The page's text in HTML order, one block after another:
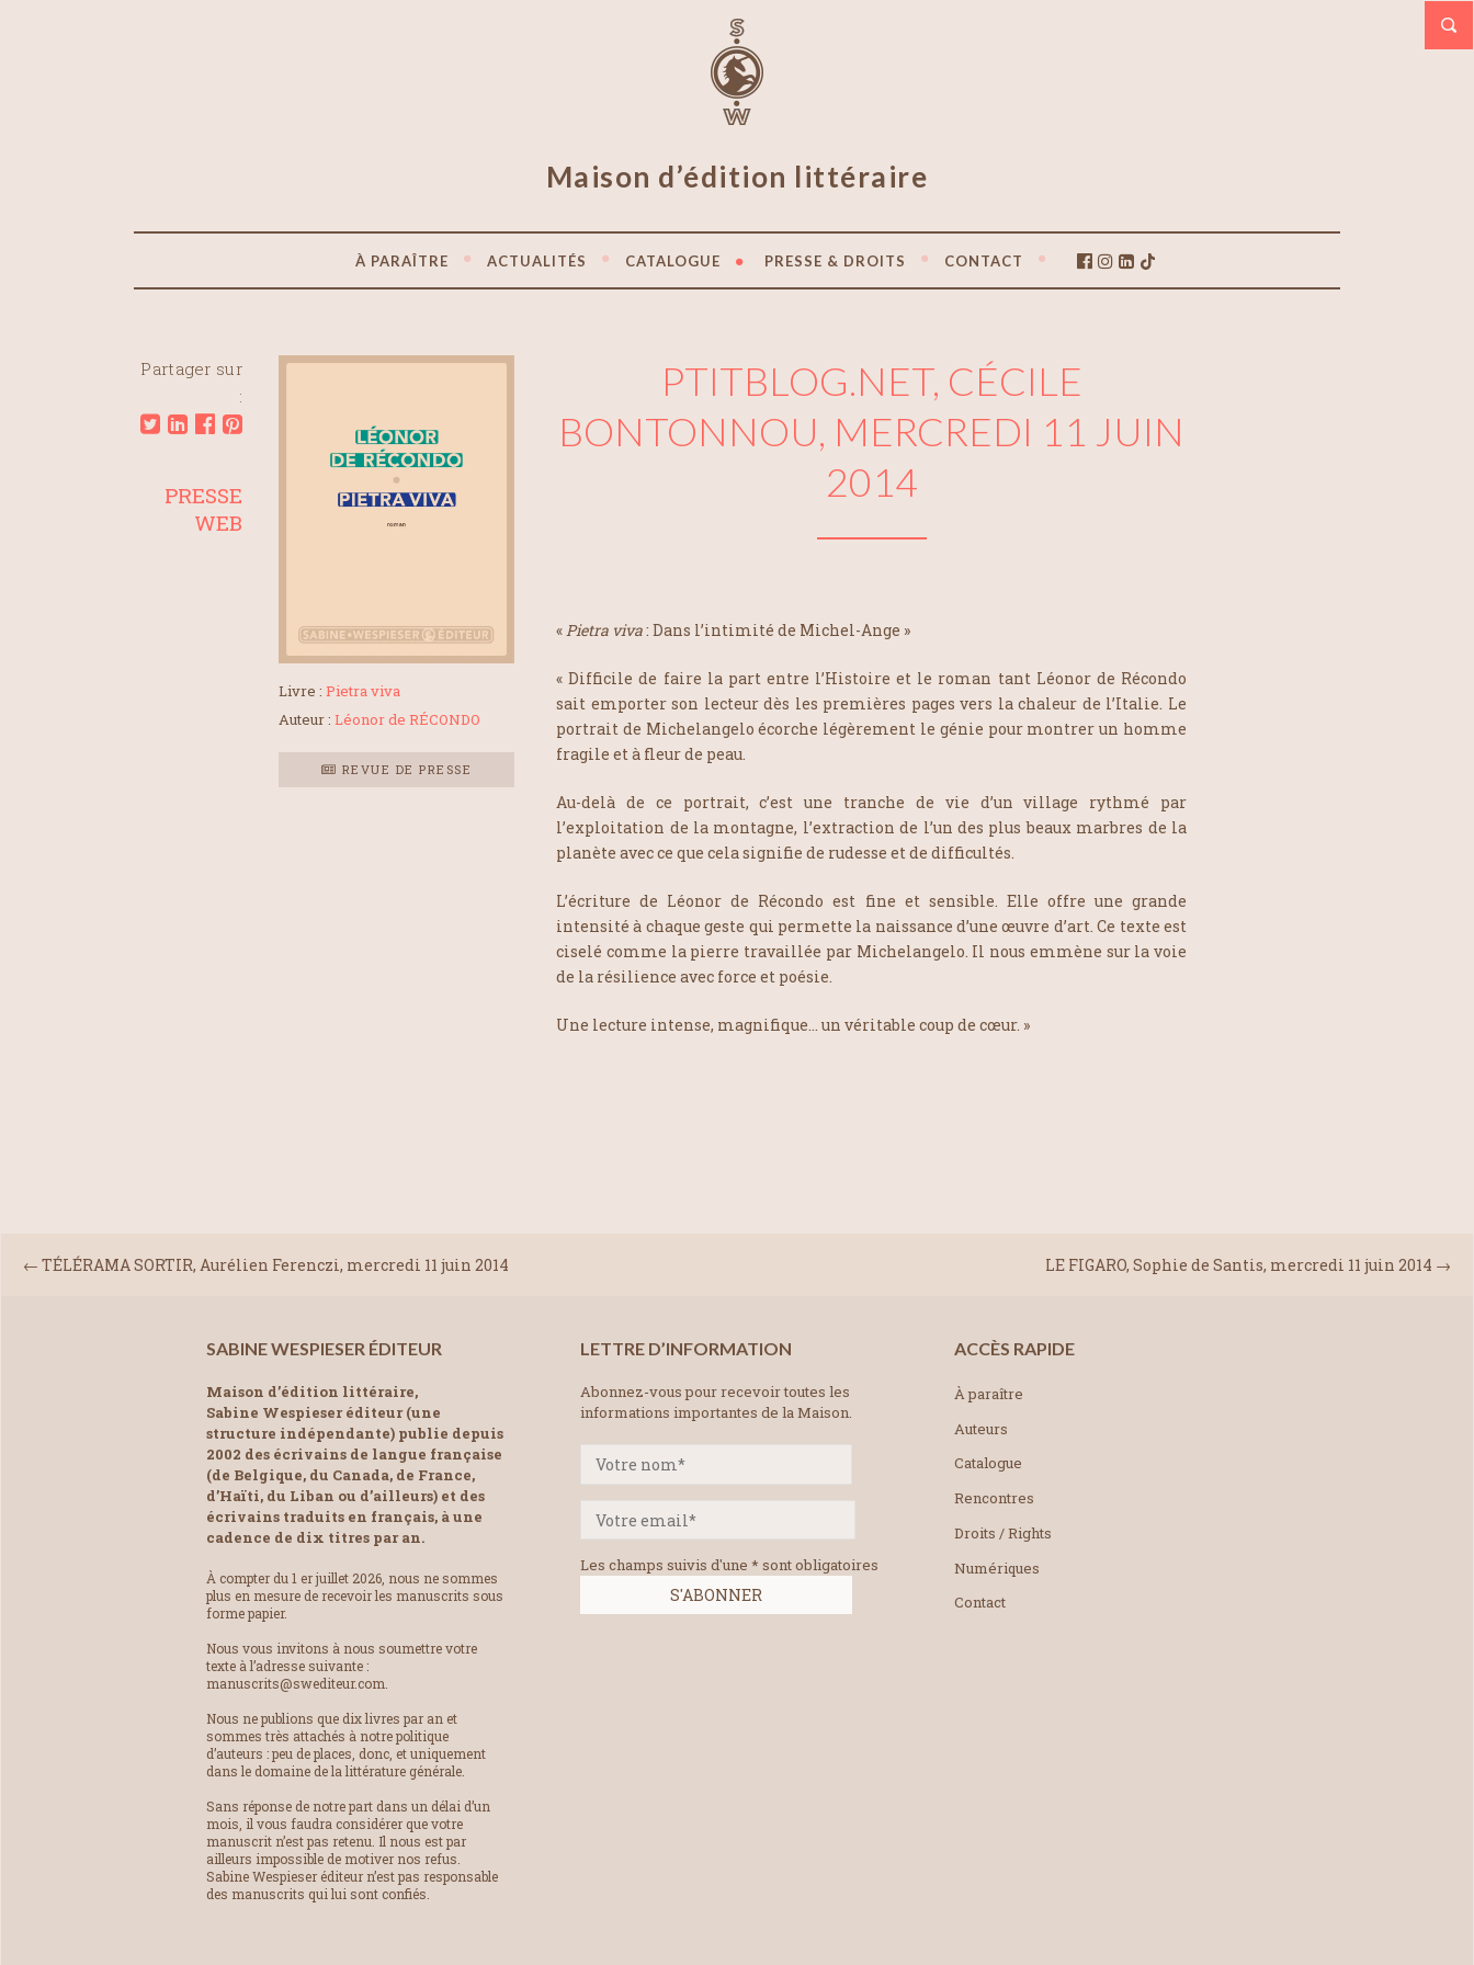
Maison d’édition littéraire
À PARAÎTRE ACTUALITÉS CATALOGUE PRESSE & DROITS CONTACT
Partager sur
:
Livre : Pietra viva
Auteur : Léonor de RÉCONDO
REVUE DE PRESSE
PTITBLOG.NET, CÉCILE
BONTONNOU, MERCREDI 11 JUIN
2014
«Pietra viva: Dans l’intimité de Michel-Ange »
« Difficile de faire la part entre l’Histoire et le roman tant Léonor de Récondo
sait emporter son lecteur dès les premières pages vers la chaleur de l’Italie. Le
portrait de Michelangelo écorche légèrement le génie pour montrer un homme
fragile et à fleur de peau.
Au-delà de ce portrait, c’est une tranche de vie d’un village rythmé par
l’exploitation de la montagne, l’extraction de l’un des plus beaux marbres de la
planète avec ce que cela signifie de rudesse et de difficultés.
L’écriture de Léonor de Récondo est fine et sensible. Elle offre une grande
intensité à chaque geste qui permette la naissance d’une œuvre d’art. Ce texte est
ciselé comme la pierre travaillée par Michelangelo. Il nous emmène sur la voie
de la résilience avec force et poésie.
Une lecture intense, magnifique… un véritable coup de cœur. »
PRESSE
WEB
LE FIGARO, Sophie de Santis, mercredi 11 juin 2014 →
← TÉLÉRAMA SORTIR, Aurélien Ferenczi, mercredi 11 juin 2014
SABINE WESPIESER ÉDITEUR
Maison d’édition littéraire,
Sabine Wespieser éditeur (une
structure indépendante) publie depuis
2002 des écrivains de langue française
(de Belgique, du Canada, de France,
d’Haïti, du Liban ou d’ailleurs) et des
écrivains traduits en français, à une
cadence de dix titres par an.
À compter du 1 er juillet 2026, nous ne sommes
plus en mesure de recevoir les manuscrits sous
forme papier.
Nous vous invitons à nous soumettre votre
texte à l’adresse suivante :
manuscrits@swediteur.com.
Nous ne publions que dix livres par an et
sommes très attachés à notre politique
d’auteurs : peu de places, donc, et uniquement
dans le domaine de la littérature générale.
Sans réponse de notre part dans un délai d’un
mois, il vous faudra considérer que votre
manuscrit n’est pas retenu. Il nous est par
ailleurs impossible de motiver nos refus.
Sabine Wespieser éditeur n’est pas responsable
des manuscrits qui lui sont confiés.
LETTRE D’INFORMATION
Abonnez-vous pour recevoir toutes les
informations importantes de la Maison.
Les champs suivis d'une * sont obligatoires
ACCÈS RAPIDE
À paraître
Auteurs
Catalogue
Rencontres
Droits / Rights
Numériques
Contact